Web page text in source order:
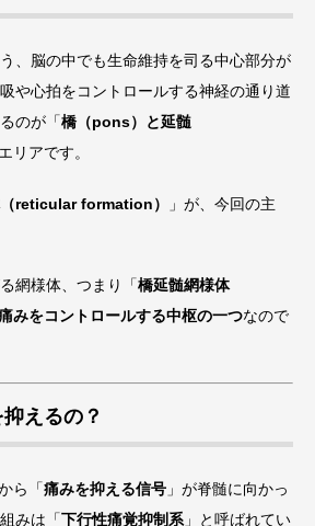
、脳の中でも生命維持を司る中心部分が
や心拍をコントロールする神経の通り道
のが「橋（pons）と延髄
リアです。
reticular formation）
」が、今回の主
網様体、つまり「橋延髄網様体
みをコントロールする中枢の一つなので
えるの？
ら「痛みを抑える信号 」が脊髄に向かっ
みは「下行性痛覚抑制系」と呼ばれてい